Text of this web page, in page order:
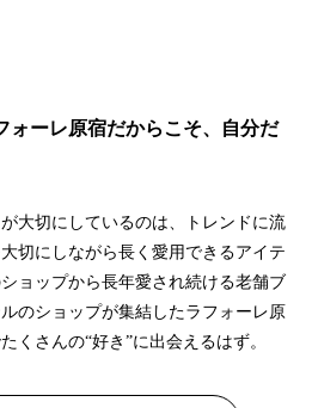
ーレ原宿だからこそ、
自分だ
大切にしているのは、トレンドに流
切にしながら長く愛用できるアイテ
ョップから長年愛され続ける老舗ブ
のショップが集結したラフォーレ原
くさんの“好き”に出会えるはず。